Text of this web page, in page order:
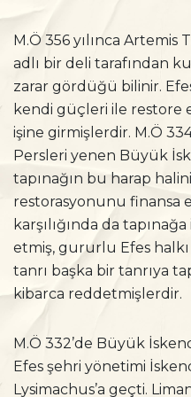
M.Ö 356 yılınca Artemis
adlı bir deli tarafından
zarar gördüğü bilinir.
kendi güçleri ile restore
işine girmişlerdir. M.Ö
Persleri yenen Büyük
tapınağın bu harap
restorasyonunu finansa
karşılığında da
etmiş, gururlu Efes
tanrı başka bir tanrıya
kibarca reddetmişlerdir.
M.Ö 332’de Büyük
Efes şehri yönetimi
Lysimachus’a geçti.